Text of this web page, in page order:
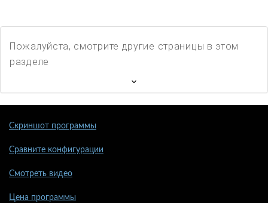
Пожалуйста, смотрите другие страницы в этом
разделе
Скриншот программы
Сравните конфигурации
Смотреть видео
Цена программы